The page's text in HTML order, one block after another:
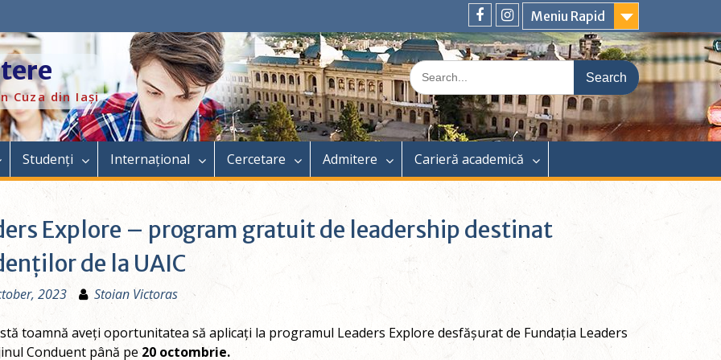
Meniu Rapid
FacebookInstagram
Cuza din Iași
Search
for:
Studenți Internațional Cercetare Admitere Carieră academică
Explore – program gratuit de leadership destinat
de la UAIC
2023 Stoian Victoras
toamnă aveți oportunitatea să aplicați la programul Leaders Explore desfășurat de Fundația Leaders
Conduent până pe20 octombrie.